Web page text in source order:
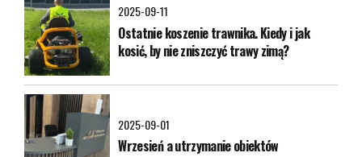
2025-09-11
Ostatnie koszenie trawnika. Kiedy i jak
kosić, by nie zniszczyć trawy zimą?
2025-09-01
Wrzesień a utrzymanie obiektów